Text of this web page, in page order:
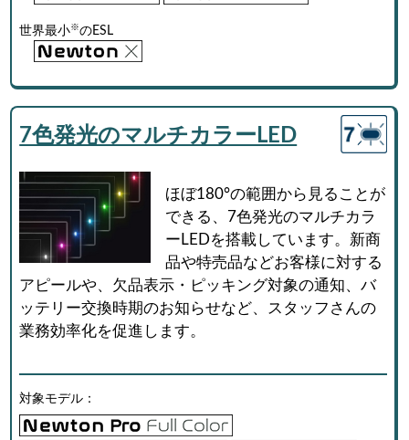
世界最小※のESL
7色発光のマルチカラーLED
ほぼ180°の範囲から見ることが
できる、7色発光のマルチカラ
ーLEDを搭載しています。新商
品や特売品などお客様に対する
アピールや、欠品表示・ピッキング対象の通知、バ
ッテリー交換時期のお知らせなど、スタッフさんの
業務効率化を促進します。
対象モデル：